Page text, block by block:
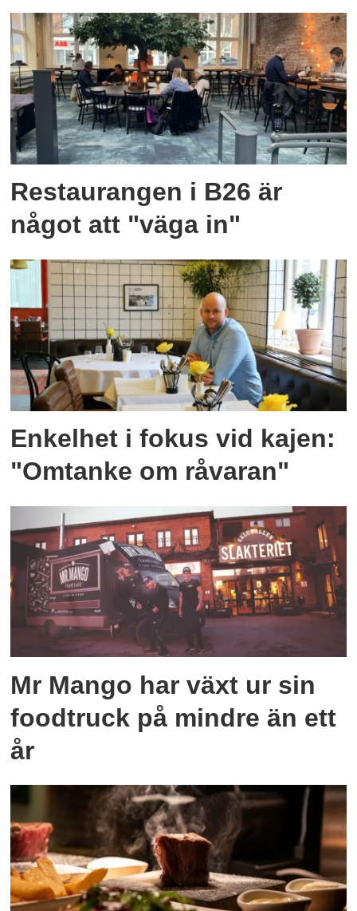
Restaurangen i B26 är
något att "väga in"
Enkelhet i fokus vid kajen:
"Omtanke om råvaran"
Mr Mango har växt ur sin
foodtruck på mindre än ett
år